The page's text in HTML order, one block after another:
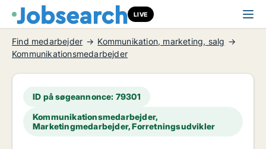
LIVE
Find medarbejder
Kommunikation, marketing, salg
Kommunikationsmedarbejder
ID på søgeannonce: 79301
Kommunikationsmedarbejder,
Marketingmedarbejder, Forretningsudvikler